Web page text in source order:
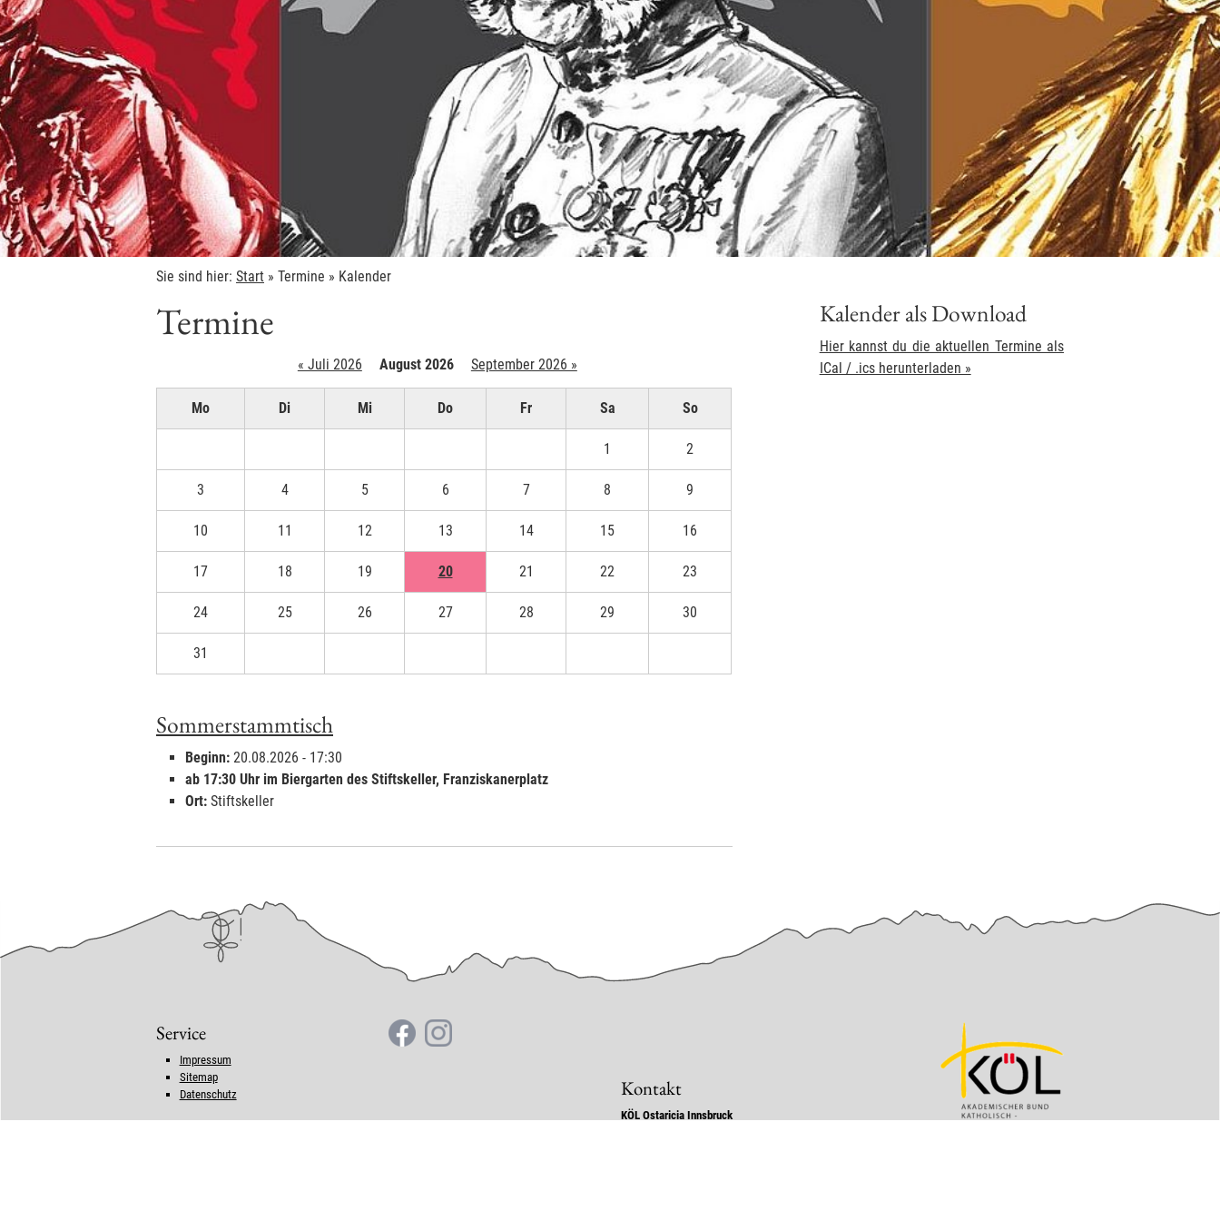
Sie sind hier: Start » Termine » Kalender
Termine
« Juli 2026 August 2026 September 2026 »
Mo Di Mi Do Fr Sa So
1 2
3 4 5 6 7 8 9
10 11 12 13 14 15 16
17 18 19 20 21 22 23
24 25 26 27 28 29 30
31
Sommerstammtisch
Beginn: 20.08.2026 - 17:30
ab 17:30 Uhr im Biergarten des Stiftskeller, Franziskanerplatz
Ort: Stiftskeller
Kalender als Download
Hier kannst du die aktuellen Termine als
ICal / .ics herunterladen »
Service
Impressum
Sitemap
Datenschutz
Kontakt
KÖL Ostaricia Innsbruck